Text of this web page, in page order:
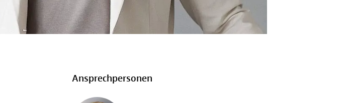
Ansprechpersonen